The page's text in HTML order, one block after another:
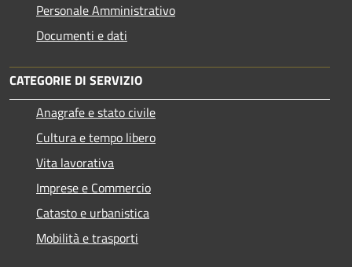
Personale Amministrativo
Documenti e dati
CATEGORIE DI SERVIZIO
Anagrafe e stato civile
Cultura e tempo libero
Vita lavorativa
Imprese e Commercio
Catasto e urbanistica
Mobilità e trasporti